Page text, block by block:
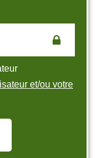
et/ou votre